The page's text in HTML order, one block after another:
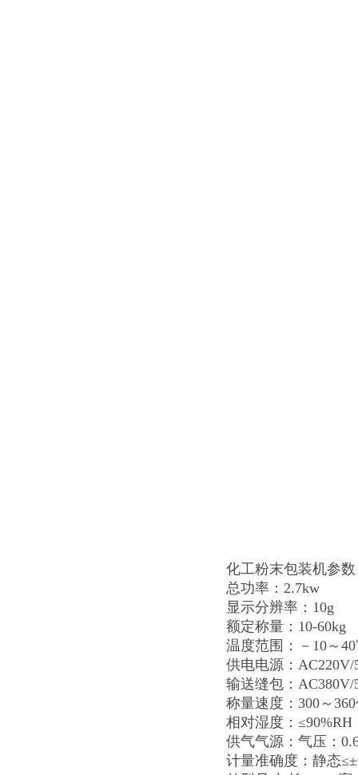
化工粉末包装机参
总功率：2.7kw
显示分辨率：10g
额定称量：10-60kg
温度范围：－10～
供电电源：AC220V/
输送缝包：AC380V/
称量速度：300～
相对湿度：
供气气源：气压：
计量准确度：静态